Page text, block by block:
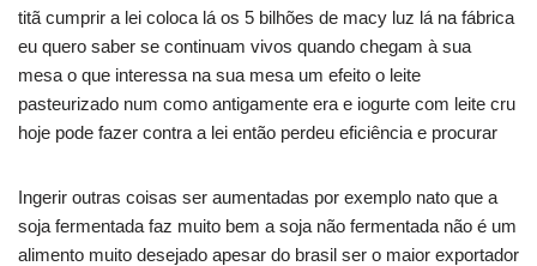
titã cumprir a lei coloca lá os 5 bilhões de macy luz lá na fábrica
eu quero saber se continuam vivos quando chegam à sua
mesa o que interessa na sua mesa um efeito o leite
pasteurizado num como antigamente era e iogurte com leite cru
hoje pode fazer contra a lei então perdeu eficiência e procurar
Ingerir outras coisas ser aumentadas por exemplo nato que a
soja fermentada faz muito bem a soja não fermentada não é um
alimento muito desejado apesar do brasil ser o maior exportador